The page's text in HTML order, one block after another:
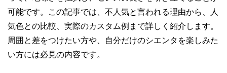
可能です。この記事では、不人気と言われる理由から、人
気色との比較、実際のカスタム例まで詳しく紹介します。
周囲と差をつけたい方や、自分だけのシエンタを楽しみた
い方には必見の内容です。